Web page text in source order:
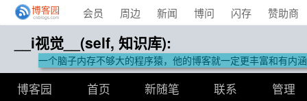
会员 周边 新闻 博问 闪存 赞助商
__i视觉__(self, 知识库):
一个脑子内存不够大的程序猿，他的博客就一定更丰富和有内涵
博客园 首页 新随笔 联系 管理